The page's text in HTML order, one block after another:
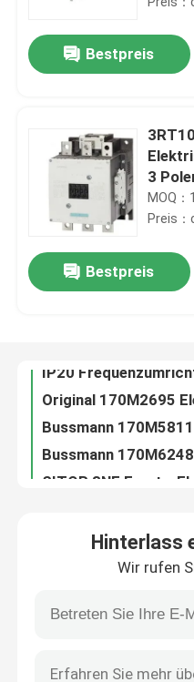
Haus
Produkte
Über uns
Qualitätskontrolle
Industrielle
SPS-CPU-Modul
plc-Kabel und -
Bestpreis
3
MOQ
Preis
Bestpreis
Hinterlass
Wir rufen